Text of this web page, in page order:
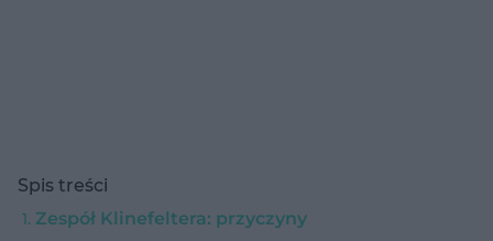
Spis treści
Zespół Klinefeltera: przyczyny